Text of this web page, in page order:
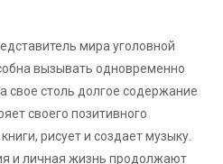
мира уголовной
вызывать одновременно
свое столь долгое содержание
своего позитивного
рисует и создает музыку.
и личная жизнь продолжают